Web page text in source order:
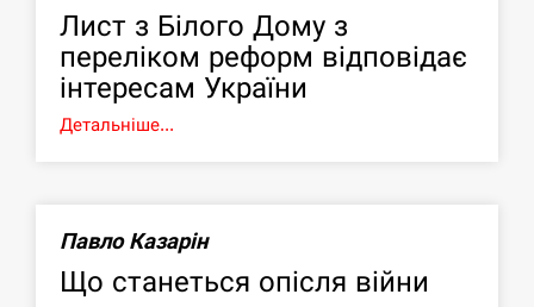
Лист з Білого Дому з
переліком реформ відповідає
інтересам України
Детальніше...
Павло Казарін
Що станеться опісля війни